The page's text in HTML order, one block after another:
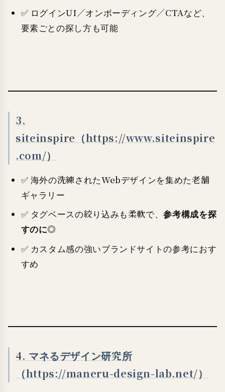
✅ ログインUI／オンボーディング／CTAなど、
要素ごとの探し方も可能
3.
siteinspire（https://www.siteinspire
.com/）
✅ 海外の洗練されたWebデザインを集めた老舗
ギャラリー
✅ タグベースの絞り込みも柔軟で、参考構成を探
すのに◎
✅ カスタム感の強いブランドサイトの参考におす
すめ
4. マネるデザイン研究所
（https://maneru-design-lab.net/）